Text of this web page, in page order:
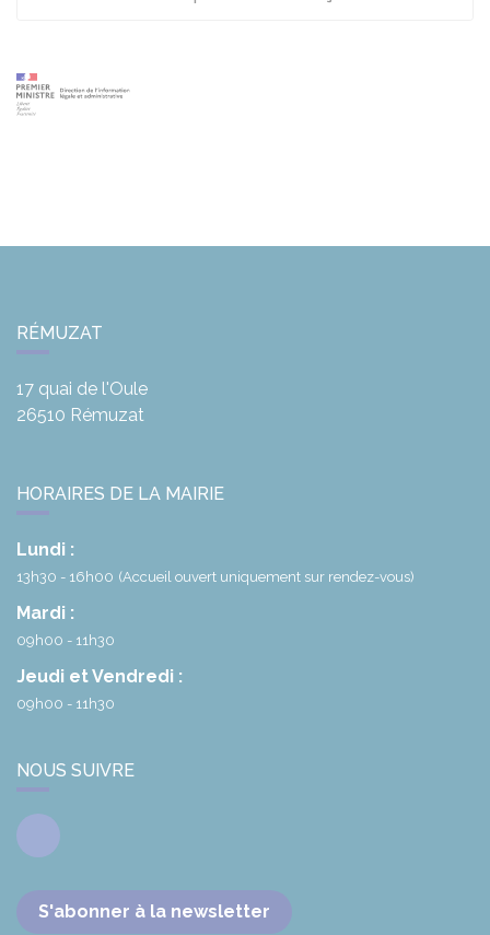
RÉMUZAT
17 quai de l'Oule
26510 Rémuzat
HORAIRES DE LA MAIRIE
Lundi :
13h30 - 16h00 (Accueil ouvert uniquement sur rendez-vous)
Mardi :
09h00 - 11h30
Jeudi et Vendredi :
09h00 - 11h30
NOUS SUIVRE
Facebook
S'abonner à la newsletter